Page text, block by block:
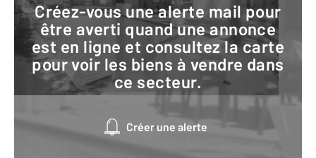
Créez-vous une alerte mail pour
être averti quand une annonce
est en ligne et consultez la carte
pour voir les biens à vendre dans
ce secteur.
Créer une alerte